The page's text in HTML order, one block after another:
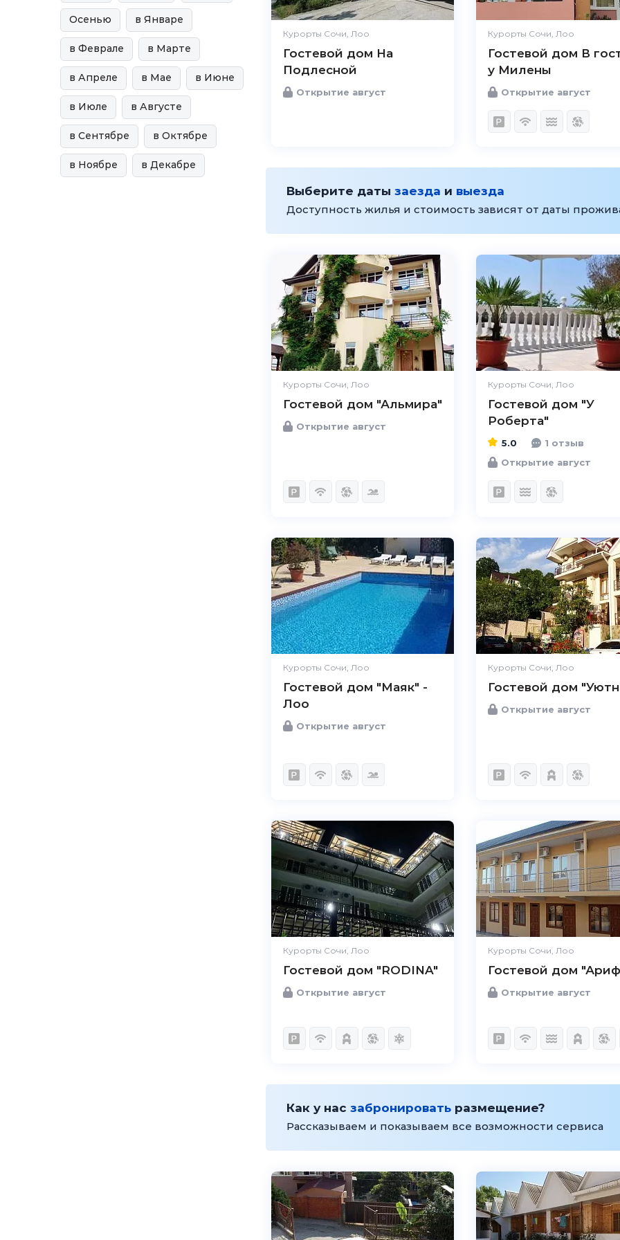
Осенью в Январе
в Феврале в Марте
в Апреле в Мае в Июне
в Июле в Августе
в Сентябре в Октябре
в Ноябре в Декабре
Курорты Сочи, Лоо
Гостевой дом На
Подлесной
Открытие август
Курорты Сочи, Лоо
Гостевой дом В
у Милены
Открытие август
Выберите даты заезда и выезда
Доступность жилья и стоимость зависят от даты
Курорты Сочи, Лоо
Гостевой дом "Альмира"
Открытие август
Курорты Сочи, Лоо
Гостевой дом "У
Роберта"
5.0
1 отзыв
Открытие август
Курорты Сочи, Лоо
Гостевой дом "Маяк" -
Лоо
Открытие август
Курорты Сочи, Лоо
Гостевой дом
Открытие август
Курорты Сочи, Лоо
Гостевой дом "RODINA"
Открытие август
Курорты Сочи, Лоо
Гостевой дом
Открытие август
Как у нас забронироватьразмещение?
Рассказываем и показываем все возможности сервиса